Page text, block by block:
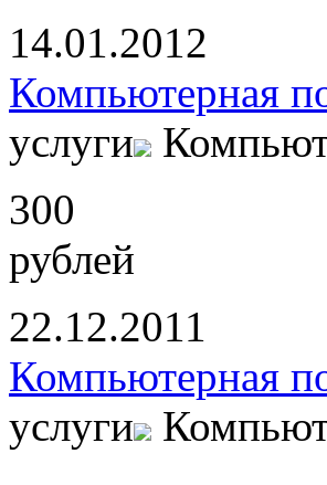
14.01.2012
Компьютерная
услуги
300
рублей
22.12.2011
Компьютерная
услуги